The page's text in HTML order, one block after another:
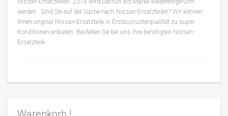
Nissan-Ersatzteilen. 2014 wird Datsun als Marke wiedereingeführt
werden. Sind Sie auf der Suche nach Nissan-Ersatzteilen? Wir können
Ihnen original Nissan-Ersatzteile in Erstausrüsterqualität zu super
Konditionen anbieten. Bestellen Sie bei uns Ihre benötigten Nissan-
Ersatzteile.